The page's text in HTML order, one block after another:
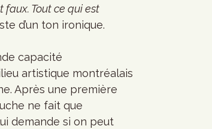
faux. Tout ce qui est
d’un ton ironique.
capacité
artistique montréalais
Après une première
ne fait que
demande si on peut